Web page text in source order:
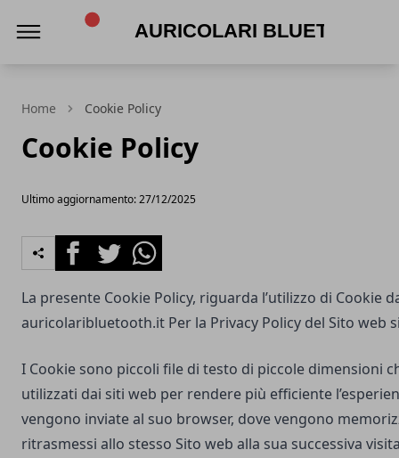
Home Cookie Policy
Cookie Policy
Ultimo aggiornamento: 27/12/2025
FacebookTwitterWhatsapp
La presente Cookie Policy, riguarda l’utilizzo di Cookie
auricolaribluetooth.it Per la Privacy Policy del Sito web
I Cookie sono piccoli file di testo di piccole dimensioni
utilizzati dai siti web per rendere più efficiente
vengono inviate al suo browser, dove vengono
ritrasmessi allo stesso Sito web alla sua successiva